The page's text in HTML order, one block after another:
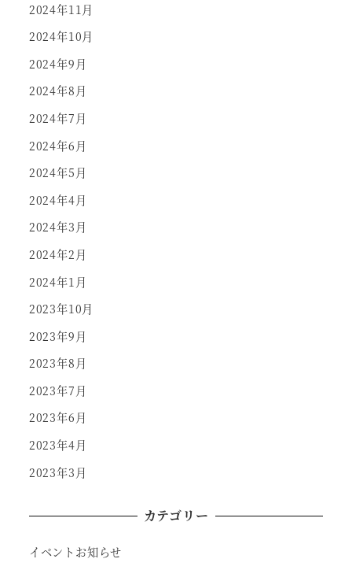
2024年11月
2024年10月
2024年9月
2024年8月
2024年7月
2024年6月
2024年5月
2024年4月
2024年3月
2024年2月
2024年1月
2023年10月
2023年9月
2023年8月
2023年7月
2023年6月
2023年4月
2023年3月
カテゴリー
イベントお知らせ